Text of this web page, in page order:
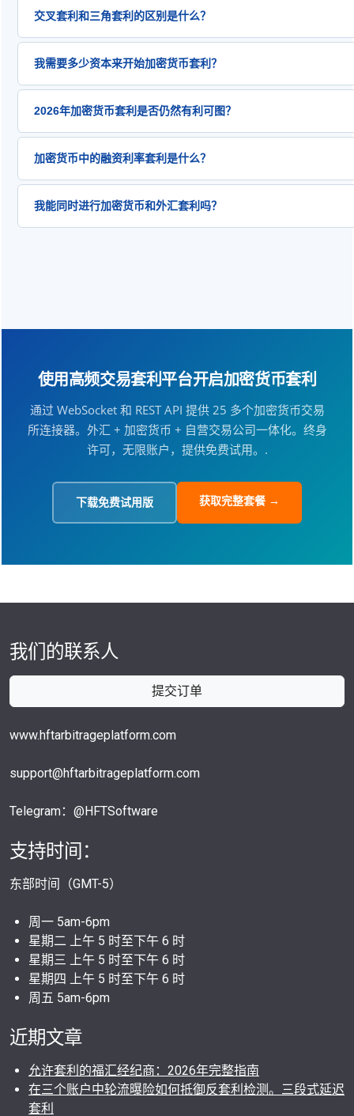
几毫秒内关闭——这速度远超任何人能反应的极限。.
HFT套利平台包含25+加密货币交易所的预置连接器，支持
Coinbase、KuCoin、Gate.io、MEXC、Bitget、火币/HTX、
在默认列表中的交易所，可根据要求添加自定义连接器。.
交叉套利和三角套利的区别是什么？
跨交易所（空间）套利是指在一家交易所买入某资产，在另一家
用单一交易所内三种货币对之间的定价不一致——例如 BTC →
BTC。三角套利不存在转移风险，因为所有操作都在同一交易所
我需要多少资本来开始加密货币套利？
对于跨交易所套利：最低$1,000–$2,000 的价差分散在 2–3 个交
的回报。对于单个交易所上的三角套利：$1,000–$5,000 就足以
之前，所有交易所的资金都必须预先充值。.
2026年加密货币套利是否仍然有利可图？
是的，但利润率比 2021-2023 年更低。典型的跨交易所价差现在
设施的交易者来说，三角套利和资金费率套利仍然可行。2026 年
于：使用 WebSocket 连接获取实时价格馈送，将低延迟服务器
加密货币中的融资利率套利是什么？
资金费率套利利用永续期货合约中多头和空头头寸之间的定期支
我能同时进行加密货币和外汇套利吗？
使用高频交易套利平台开启加密货币套利
通过 WebSocket 和 REST API 提供 25 多个加密货币交易
所连接器。外汇 + 加密货币 + 自营交易公司一体化。终身
许可，无限账户，提供免费试用。.
下载免费试用版 获取完整套餐 →
我们的联系人
提交订单
www.hftarbitrageplatform.com
support@hftarbitrageplatform.com
Telegram：@HFTSoftware
支持时间：
东部时间（GMT-5）
周一 5am-6pm
星期二 上午 5 时至下午 6 时
星期三 上午 5 时至下午 6 时
星期四 上午 5 时至下午 6 时
周五 5am-6pm
近期文章
允许套利的福汇经纪商：2026年完整指南
在三个账户中轮流曝险如何抵御反套利检测。三段式延迟
套利